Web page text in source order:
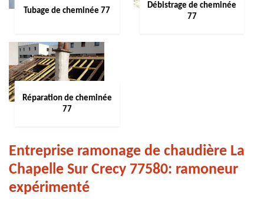
Tubage de cheminée 77
Débistrage de cheminée
77
Réparation de cheminée
77
Entreprise ramonage de chaudière La
Chapelle Sur Crecy 77580: ramoneur
expérimenté